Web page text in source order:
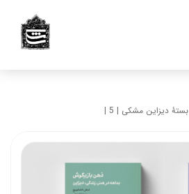
بستۀ دیزاین مشکی | 5 |